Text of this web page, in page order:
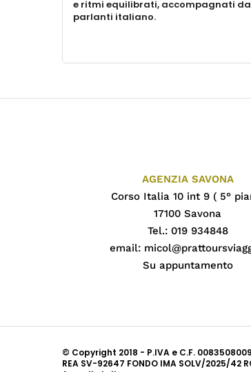
e ritmi equilibrati, accompagnati
parlanti italiano.
AGENZIA SAVONA
Corso Italia 10 int 9 ( 5°
17100 Savona
Tel.: 019 934848
email:
Su appuntamento
© Copyright 2018 - P.IVA e C.F.
REA SV-92647 FONDO IMA SOLV/2025/42